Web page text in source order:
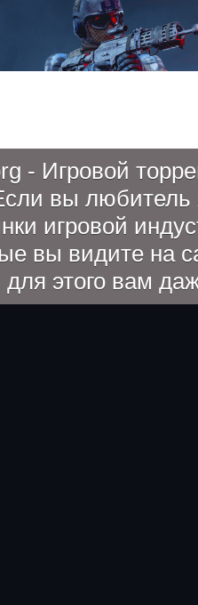
- Игровой
вы
игровой
вы видите на
для этого вам